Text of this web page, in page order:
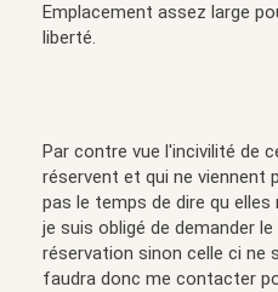
Emplacement assez large
liberté.
Par contre vue l'incivilité de
réservent et qui ne viennent
pas le temps de dire qu
je suis obligé de demander
réservation sinon celle ci ne
faudra donc me contacter